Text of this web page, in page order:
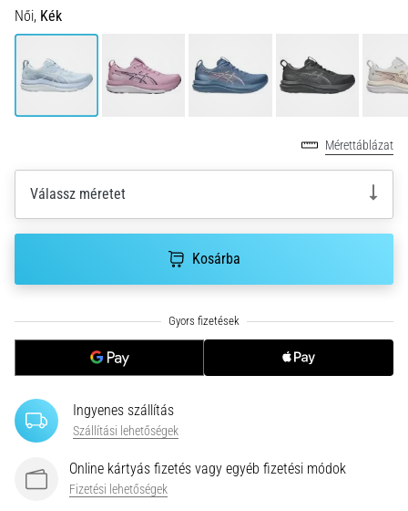
és
az
irányváltási
képességet
2026.08.06.
•
11 perces olvasási idő
Okok,
megelőzés
A
futótérd,
más
néven
iliotibiális
szindróma
Női, Kék
Mérettáblázat
Válassz méretet
Kosárba
Ingyenes szállítás
Szállítási lehetőségek
Online kártyás fizetés vagy egyéb fizetési módok
Fizetési lehetőségek